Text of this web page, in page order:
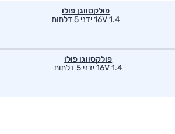
פולקסווגן פולו
1.4 16V ידני 5 דלתות
פולקסווגן פולו
1.4 16V ידני 5 דלתות